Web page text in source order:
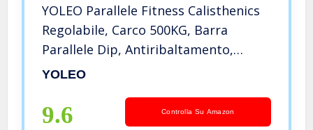
YOLEO Parallele Fitness Calisthenics
Regolabile, Carco 500KG, Barra
Parallele Dip, Antiribaltamento,
Regolabile in Altezza e Larghezza
YOLEO
9.6 Controlla Su Amazon